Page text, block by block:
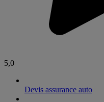
5,0
Devis assurance auto